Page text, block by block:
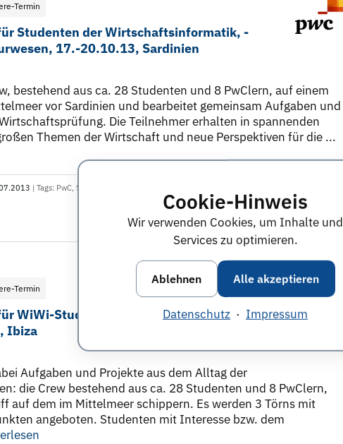
Cookie-Hinweis
Wir verwenden Cookies, um Inhalte und
Services zu optimieren.
Ablehnen Alle akzeptieren
Datenschutz · Impressum
Termin
Studenten der Wirtschaftsinformatik, -
17.-20.10.13, Sardinien
bestehend aus ca. 28 Studenten und 8 PwClern, auf einem
vor Sardinien und bearbeitet gemeinsam Aufgaben und
Die Teilnehmer erhalten in spannenden
Themen der Wirtschaft und neue Perspektiven für die ...
| Tags: PwC, Studenten
Diesen Termin teilen:
Termin
WiWi-Studenten - Team Accounting und
Ibiza
Aufgaben und Projekte aus dem Alltag der
die Crew bestehend aus ca. 28 Studenten und 8 PwClern,
auf dem im Mittelmeer schippern. Es werden 3 Törns mit
angeboten. Studenten mit Interesse bzw. dem